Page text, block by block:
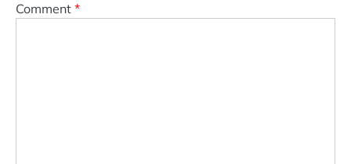
Comment *